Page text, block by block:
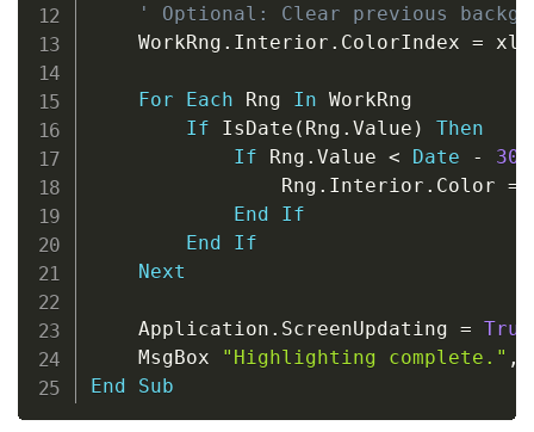
' Optional: Clear previous
    WorkRng
. Interior . ColorIndex =
For Each Rng In WorkRng
If IsDate ( Rng . Value )
Then
If Rng . Value < Date - 30
                Rng
. Interior . Color =
End
If
End
If
Next
    Application
. ScreenUpdating = True
    MsgBox
"Highlighting complete." ,
End
Sub